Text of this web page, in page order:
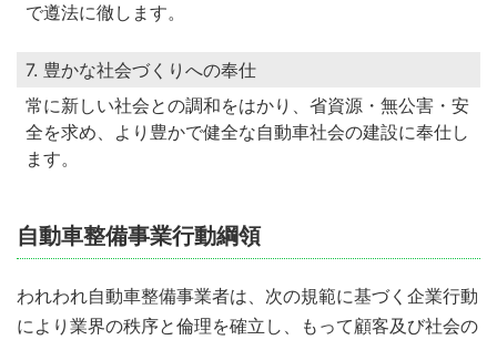
で遵法に徹します。
7. 豊かな社会づくりへの奉仕
常に新しい社会との調和をはかり、省資源・無公害・安
全を求め、より豊かで健全な自動車社会の建設に奉仕し
ます。
自動車整備事業行動綱領
われわれ自動車整備事業者は、次の規範に基づく企業行動
により業界の秩序と倫理を確立し、もって顧客及び社会の